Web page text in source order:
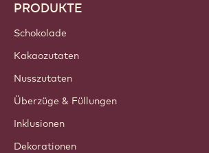
PRODUKTE
Schokolade
Kakaozutaten
Nusszutaten
Überzüge & Füllungen
Inklusionen
Dekorationen